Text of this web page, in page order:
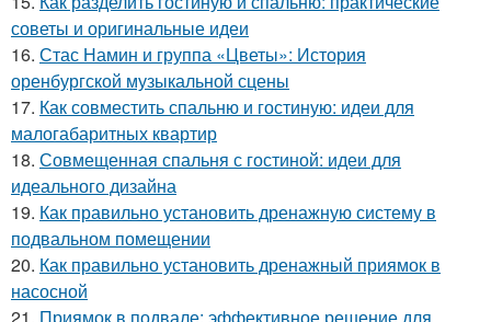
советы и оригинальные идеи
16. Стас Намин и группа «Цветы»: История
оренбургской музыкальной сцены
17. Как совместить спальню и гостиную: идеи для
малогабаритных квартир
18. Совмещенная спальня с гостиной: идеи для
идеального дизайна
19. Как правильно установить дренажную систему в
подвальном помещении
20. Как правильно установить дренажный приямок в
насосной